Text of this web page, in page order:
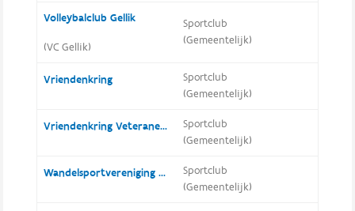
Volleybalclub Gellik
(VC Gellik)
Sportclub
(Gemeentelijk)
Vriendenkring
Sportclub
(Gemeentelijk)
Vriendenkring Veteranen Rekem
Sportclub
(Gemeentelijk)
Wandelsportvereniging De Gelliker Galliaren
Sportclub
(Gemeentelijk)